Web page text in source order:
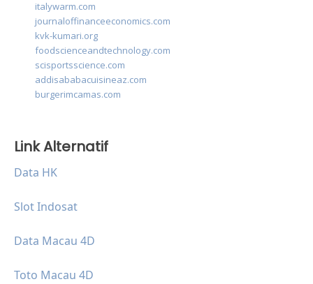
italywarm.com
journaloffinanceeconomics.com
kvk-kumari.org
foodscienceandtechnology.com
scisportsscience.com
addisababacuisineaz.com
burgerimcamas.com
Link Alternatif
Data HK
Slot Indosat
Data Macau 4D
Toto Macau 4D